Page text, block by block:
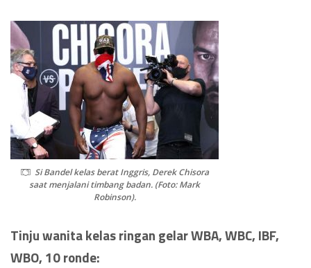
Si Bandel kelas berat Inggris, Derek Chisora
saat menjalani timbang badan. (Foto: Mark
Robinson).
Tinju wanita kelas ringan gelar WBA, WBC, IBF,
WBO, 10 ronde: